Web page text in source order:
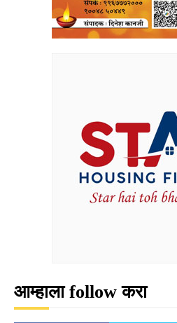
आम्हाला follow करा